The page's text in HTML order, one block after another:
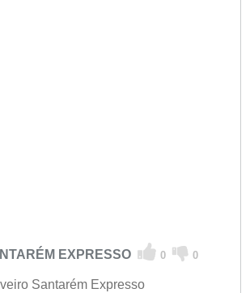
EXPRESSO 0 0
Santarém Expresso